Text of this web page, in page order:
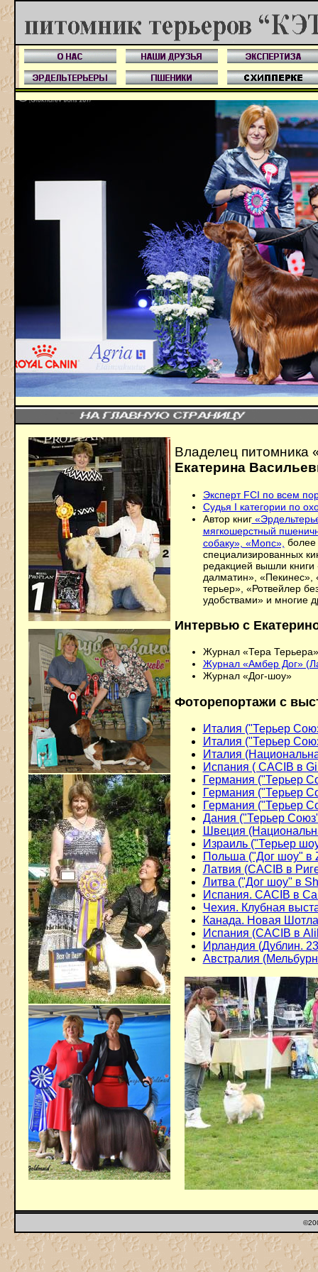
Владелец
Екатерина
Эксперт FCI по всем
Судья I категории по
Автор книг
мягкошерстный
собаку», «Мопс», более
специализированных
редакцией вышли
далматин»,
терьер», «Ротвейлер
удобствами» и многие
Интервью с
Журнал «Тера Терьера»
Журнал «Амбер Дог»
Журнал «Дог-шоу»
Фоторепортажи с
Италия ("Терьер
Италия ("Терьер
Италия
Испания ( CACIB в
Германия ("Терьер
Германия ("Терьер
Германия ("Терьер
Дания ("Терьер
Швеция
Израиль ("Терьер
Польша ("Дог шоу" в
Латвия (CACIB в
Литва ("Дог шоу" в
Испания. CACIB в
Чехия. Клубная
Канада. Новая
Испания (CACIB в
И рландия (Дублин.
Австралия